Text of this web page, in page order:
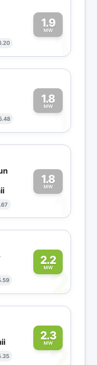
1.9
MW1
1.8
MW1
1.8
MW
1
2.2
MW2
2.3
MW